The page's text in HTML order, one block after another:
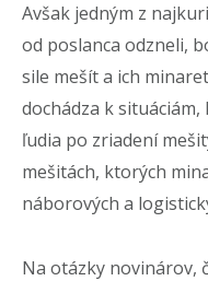
Avšak jedným z
od poslanca odzneli,
sile mešít a ich
dochádza k
ľudia po zriadení
mešitách, ktorých
náborových a
Na otázky novinárov,